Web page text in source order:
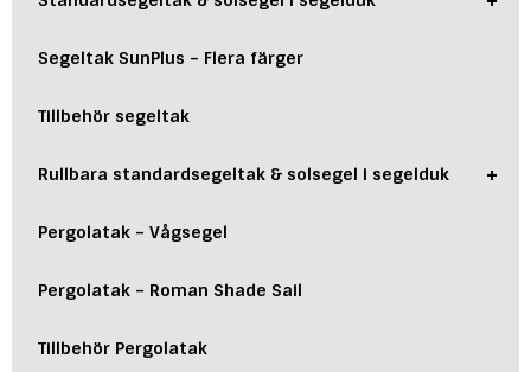
Segeltak SunPlus – Flera färger
Tillbehör segeltak
+
Rullbara standardsegeltak & solsegel i segelduk
Pergolatak – Vågsegel
Pergolatak – Roman Shade Sail
Tillbehör Pergolatak